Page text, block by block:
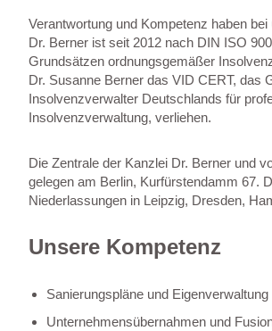
Verantwortung und Kompetenz haben
Dr. Berner ist seit 2012 nach DIN ISO
Grundsätzen ordnungsgemäßer
Dr. Susanne Berner das VID CERT, das
Insolvenzverwalter Deutschlands für
Insolvenzverwaltung, verliehen.
Die Zentrale der Kanzlei Dr. Berner und
gelegen am Berlin, Kurfürstendamm 67.
Niederlassungen in Leipzig, Dresden,
Unsere Kompetenz
Sanierungspläne und Eigenverwaltung
Unternehmensübernahmen und